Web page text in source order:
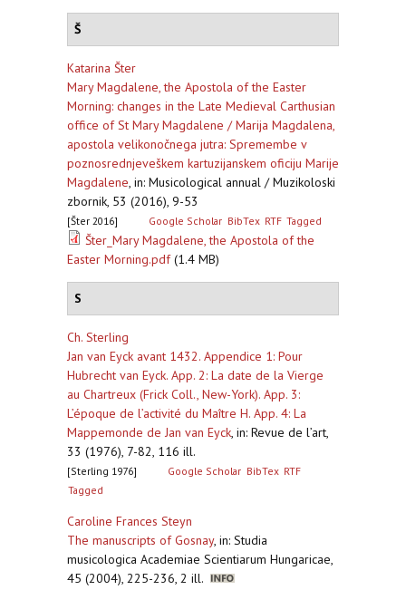
Š
Katarina Šter
Mary Magdalene, the Apostola of the Easter
Morning: changes in the Late Medieval Carthusian
office of St Mary Magdalene / Marija Magdalena,
apostola velikonočnega jutra: Spremembe v
poznosrednjeveškem kartuzijanskem oficiju Marije
Magdalene, in: Musicological annual / Muzikoloski
zbornik, 53 (2016), 9-53
[Šter 2016] Google Scholar BibTex RTF Tagged
Šter_Mary Magdalene, the Apostola of the
Easter Morning.pdf(1.4 MB)
S
Ch. Sterling
Jan van Eyck avant 1432. Appendice 1: Pour
Hubrecht van Eyck. App. 2: La date de la Vierge
au Chartreux (Frick Coll., New-York). App. 3:
L’époque de l’activité du Maître H. App. 4: La
Mappemonde de Jan van Eyck, in: Revue de l’art,
33 (1976), 7-82, 116 ill.
[Sterling 1976] Google Scholar BibTex RTF
Tagged
Caroline Frances Steyn
The manuscripts of Gosnay, in: Studia
musicologica Academiae Scientiarum Hungaricae,
45 (2004), 225-236, 2 ill.